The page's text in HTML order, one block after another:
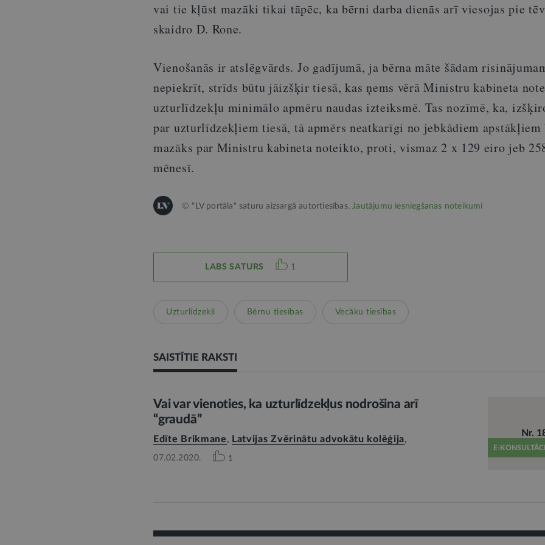
vai tie kļūst mazāki tikai tāpēc, ka bērni darba dienās arī viesojas pie
skaidro D. Rone.
Vienošanās ir atslēgvārds. Jo gadījumā, ja bērna māte šādam
nepiekrīt, strīds būtu jāizšķir tiesā, kas ņems vērā Ministru kabineta
uzturlīdzekļu minimālo apmēru naudas izteiksmē. Tas nozīmē, ka,
par uzturlīdzekļiem tiesā, tā apmērs neatkarīgi no jebkādiem apstākļiem
mazāks par Ministru kabineta noteikto, proti, vismaz 2 x 129 eiro jeb
mēnesī.
© "LV portāla" saturu aizsargā autortiesības.Jautājumu iesniegšanas noteikumi
LABS SATURS 1
Uzturlīdzekļi Bērnu tiesības Vecāku tiesības
SAISTĪTIE RAKSTI
Vai var vienoties, ka uzturlīdzekļus nodrošina arī
“graudā”
Edīte Brikmane, Latvijas Zvērinātu advokātu kolēģija,
07.02.2020. 1
Nr.
E-